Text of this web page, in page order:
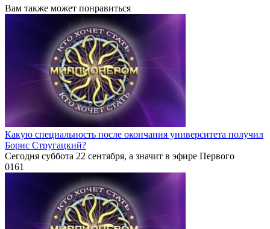
Вам также может понравиться
Какую специальность после окончания университета получил
Борис Стругацкий?
Сегодня суббота 22 сентября, а значит в эфире Первого
0161